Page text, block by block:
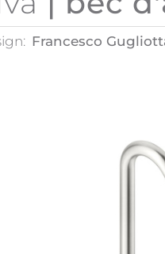
Francesco